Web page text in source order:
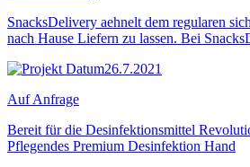
SnacksDelivery aehnelt dem regularen
nach Hause Liefern zu lassen. Bei
26.7.2021
Auf Anfrage
Bereit für die Desinfektionsmittel
Pflegendes Premium Desinfektion Hand